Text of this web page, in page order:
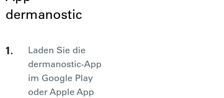
dermanostic
Laden Sie die
dermanostic-App
im Google Play
oder Apple App